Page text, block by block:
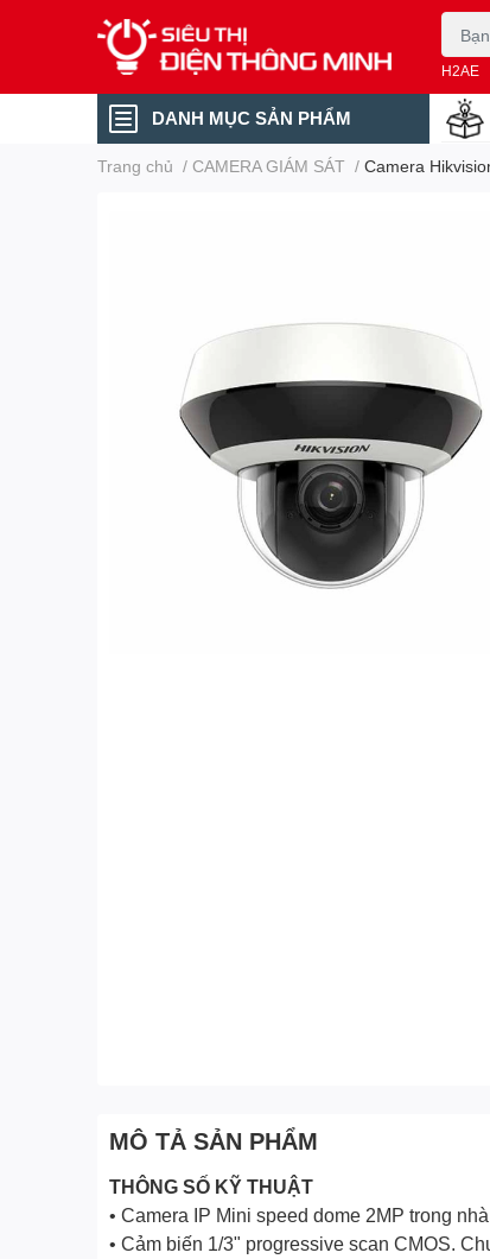
H2AE
DANH MỤC SẢN PHẨM
Trang chủ / CAMERA GIÁM SÁT / Camera
MÔ TẢ SẢN PHẨM
THÔNG SỐ KỸ THUẬT
• Camera IP Mini speed dome 2MP trong nhà
• Cảm biến 1/3" progressive scan CMOS.